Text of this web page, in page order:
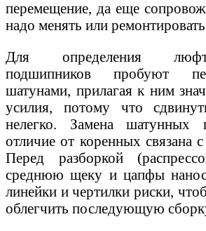
перемещение, да еще
надо менять или
Для определения
подшипников пробуют
шатунами, прилагая к ним
усилия, потому что
нелегко. Замена шатунных
отличие от коренных связана
Перед разборкой
среднюю щеку и цапфы
линейки и чертилки риски,
облегчить последующую